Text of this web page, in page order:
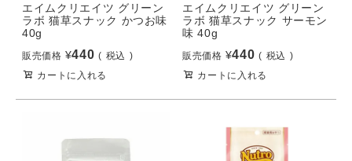
エイムクリエイツ グリーン
ラボ 猫草スナック かつお味
40g
販売価格 ¥440
税込
カートに入れる
エイムクリエイツ グリーン
ラボ 猫草スナック サーモン
味 40g
販売価格 ¥440
税込
カートに入れる